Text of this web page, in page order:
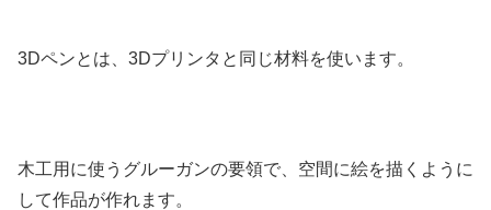
3Dペンとは、3Dプリンタと同じ材料を使います。
木工用に使うグルーガンの要領で、空間に絵を描くように
して作品が作れます。